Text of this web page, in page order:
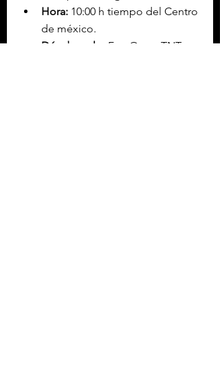
Hora: 10:00 h tiempo del Centro
de méxico.
Dónde verlo:
Fox One y TNT